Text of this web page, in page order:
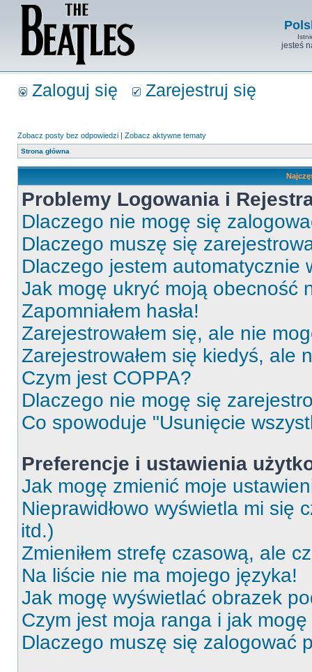
jesteś
Zaloguj się Zarejestruj się
Zobacz posty bez odpowiedzi | Zobacz aktywne tematy
Strona główna
Problemy Logowania i
Dlaczego nie mogę się
Dlaczego muszę się
Dlaczego jestem automatycznie
Jak mogę ukryć moją obecność
Zapomniałem hasła!
Zarejestrowałem się, ale nie
Zarejestrowałem się kiedyś, ale
Czym jest COPPA?
Dlaczego nie mogę się
Co spowoduje "Usunięcie
Preferencje i ustawienia
Jak mogę zmienić moje
Nieprawidłowo wyświetla mi się
itd.)
Zmieniłem strefę czasową, ale
Na liście nie ma mojego języka!
Jak mogę wyświetlać obrazek
Czym jest moja ranga i jak
Dlaczego muszę się zalogować